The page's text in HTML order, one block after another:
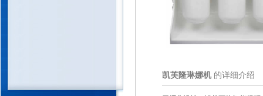
凯芙隆琳娜机 的详细介绍